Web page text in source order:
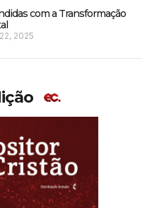
com a Transformação
2025